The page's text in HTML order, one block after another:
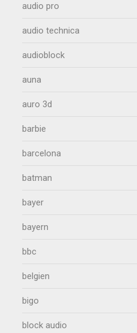
audio pro
audio technica
audioblock
auna
auro 3d
barbie
barcelona
batman
bayer
bayern
bbc
belgien
bigo
block audio